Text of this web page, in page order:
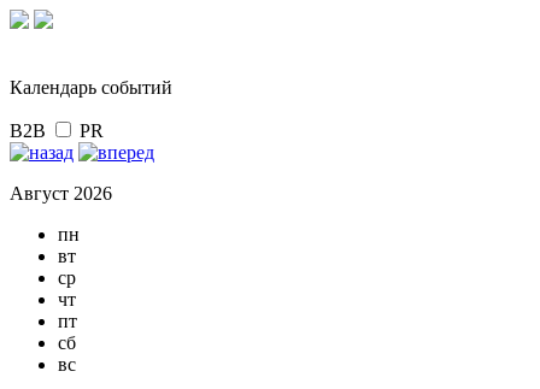
Календарь событий
B2B PR
Август 2026
пн
вт
ср
чт
пт
сб
вс